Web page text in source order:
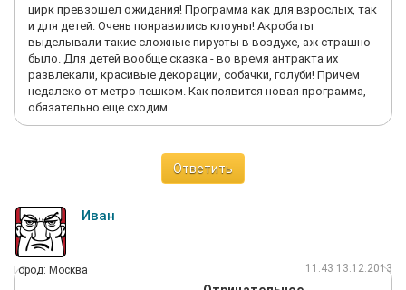
видимость с крайних мест. Мы сидели на 15 ряду в партере, 1-
4 места. 4. Подушки на сидения для детей. Подводим итог.
Если Вы не требовательный зритель, добро пожаловать в
Аквамарин! P. S.: Читала в одном отзыве, что оч. душно в
помещении. Душно и жарко не было. Ходили в хлопковой
одежде с длинными рукавами.
цирк превзошел ожидания! Программа как для взрослых, так
и для детей. Очень понравились клоуны! Акробаты
выделывали такие сложные пируэты в воздухе, аж страшно
было. Для детей вообще сказка - во время антракта их
развлекали, красивые декорации, собачки, голуби! Причем
недалеко от метро пешком. Как появится новая программа,
обязательно еще сходим.
Ответить
Иван
Город: Москва 11:43 13.12.2013